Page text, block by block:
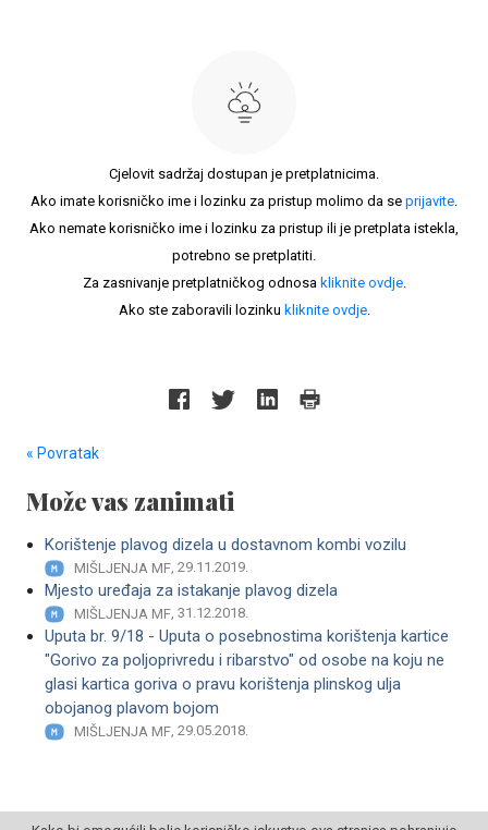
Cjelovit sadržaj dostupan je pretplatnicima.
Ako imate korisničko ime i lozinku za pristup molimo da se prijavite.
Ako nemate korisničko ime i lozinku za pristup ili je pretplata istekla,
potrebno se pretplatiti.
Za zasnivanje pretplatničkog odnosa kliknite ovdje.
Ako ste zaboravili lozinku kliknite ovdje.
« Povratak
Može vas zanimati
Korištenje plavog dizela u dostavnom kombi vozilu
MIŠLJENJA MF, 29.11.2019.
Mjesto uređaja za istakanje plavog dizela
MIŠLJENJA MF, 31.12.2018.
Uputa br. 9/18 - Uputa o posebnostima korištenja kartice
"Gorivo za poljoprivredu i ribarstvo" od osobe na koju ne
glasi kartica goriva o pravu korištenja plinskog ulja
obojanog plavom bojom
MIŠLJENJA MF, 29.05.2018.